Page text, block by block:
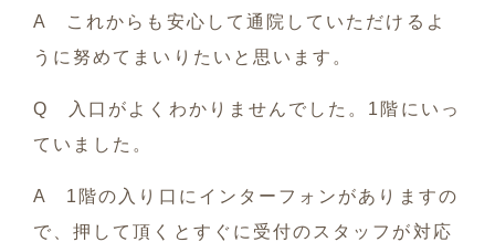
A これからも安心して通院していただけるよ
うに努めてまいりたいと思います。
Q 入口がよくわかりませんでした。1階にいっ
ていました。
A 1階の入り口にインターフォンがありますの
で、押して頂くとすぐに受付のスタッフが対応